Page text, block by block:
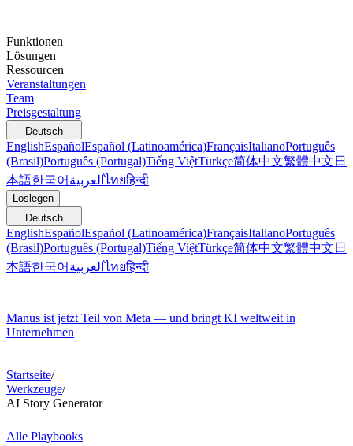
Funktionen
Lösungen
Ressourcen
Veranstaltungen
Team
Preisgestaltung
Deutsch
EnglishEspañolEspañol (Latinoamérica)FrançaisItalianoPortuguês
(Brasil)Português (Portugal)Tiếng ViệtTürkçe简体中文繁體中文 日
本語한국어 العربيةไทยहिन्दी
Loslegen
Deutsch
EnglishEspañolEspañol (Latinoamérica)FrançaisItalianoPortuguês
(Brasil)Português (Portugal)Tiếng ViệtTürkçe简体中文繁體中文 日
本語한국어 العربيةไทยहिन्दी
Manus ist jetzt Teil von Meta — und bringt KI weltweit in
Unternehmen
Startseite/
Werkzeuge/
AI Story Generator
Alle Playbooks